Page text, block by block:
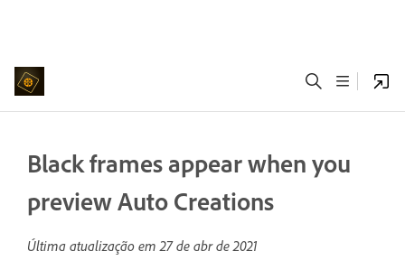
Black frames appear when you
preview Auto Creations
Última atualização em27 de abr de 2021